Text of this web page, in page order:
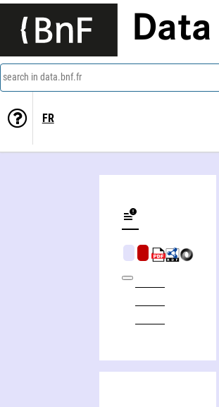
Data
search in data.bnf.fr
FR